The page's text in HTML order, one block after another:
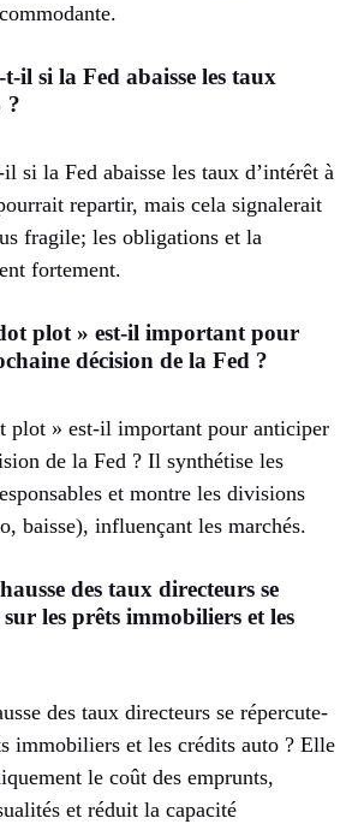
t-il si la Fed abaisse les taux
?
il si la Fed abaisse les taux d’intérêt à
repartir, mais cela signalerait
fragile; les obligations et la
fortement.
plot » est-il important pour
décision de la Fed ?
plot » est-il important pour anticiper
de la Fed ? Il synthétise les
et montre les divisions
baisse), influençant les marchés.
des taux directeurs se
les prêts immobiliers et les
des taux directeurs se répercute-
immobiliers et les crédits auto ? Elle
le coût des emprunts,
et réduit la capacité